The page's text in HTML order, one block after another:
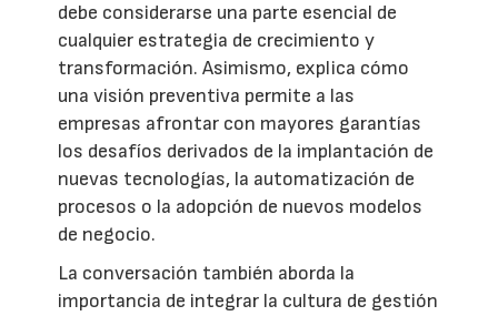
debe considerarse una parte esencial de
cualquier estrategia de crecimiento y
transformación. Asimismo, explica cómo
una visión preventiva permite a las
empresas afrontar con mayores garantías
los desafíos derivados de la implantación de
nuevas tecnologías, la automatización de
procesos o la adopción de nuevos modelos
de negocio.
La conversación también aborda la
importancia de integrar la cultura de gestión